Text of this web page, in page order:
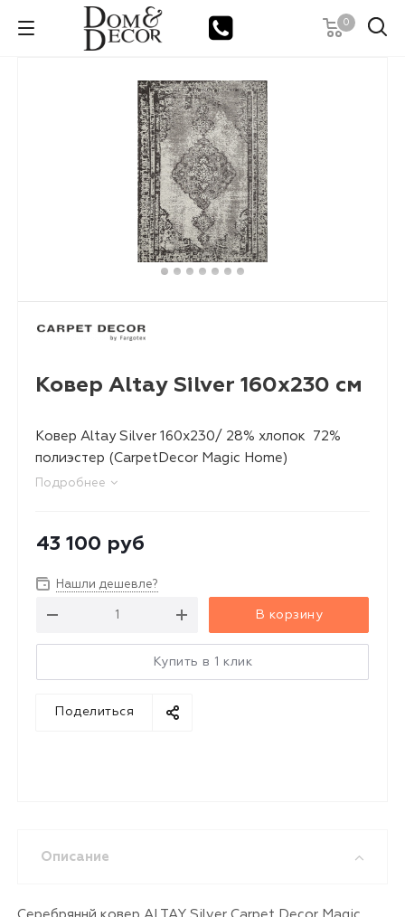
0
Ковер Altay Silver 160х230 см
Ковер Altay Silver 160x230/ 28% хлопок 72%
полиэстер (CarpetDecor Magic Home)
Подробнее
43 100 руб
Нашли дешевле?
В корзину
Купить в 1 клик
Поделиться
Описание